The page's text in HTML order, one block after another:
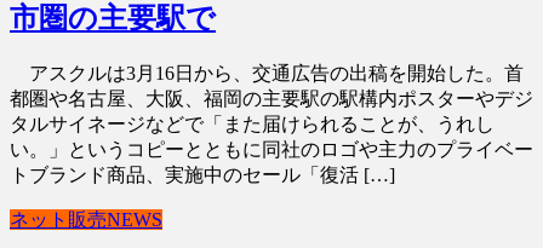
市圏の主要駅で
アスクルは3月16日から、交通広告の出稿を開始した。首
都圏や名古屋、大阪、福岡の主要駅の駅構内ポスターやデジ
タルサイネージなどで「また届けられることが、うれし
い。」というコピーとともに同社のロゴや主力のプライベー
トブランド商品、実施中のセール「復活 […]
ネット販売NEWS